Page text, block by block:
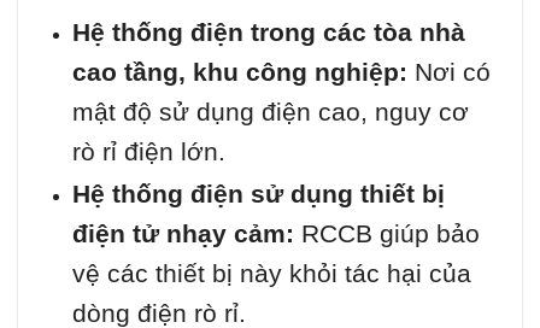
Hệ thống điện trong các tòa nhà
cao tầng, khu công nghiệp: Nơi có
mật độ sử dụng điện cao, nguy cơ
rò rỉ điện lớn.
Hệ thống điện sử dụng thiết bị
điện tử nhạy cảm: RCCB giúp bảo
vệ các thiết bị này khỏi tác hại của
dòng điện rò rỉ.